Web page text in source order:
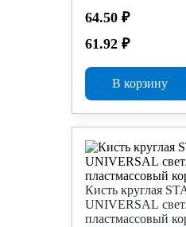
64.50 ₽
61.92 ₽
В корзину
Кисть круглая
UNIVERSAL
пластмассовый